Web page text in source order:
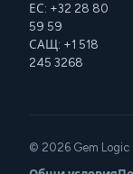
ЕС: +32 28 80
59 59
САЩ: +1 518
245 3268
© 2026 Gem Logic